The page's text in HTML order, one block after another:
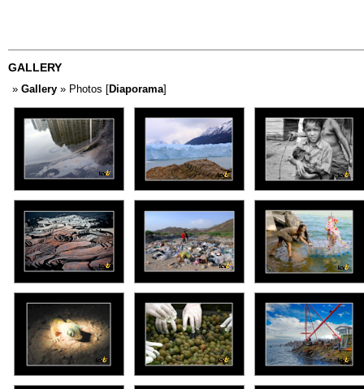
GALLERY
» Gallery » Photos [Diaporama]